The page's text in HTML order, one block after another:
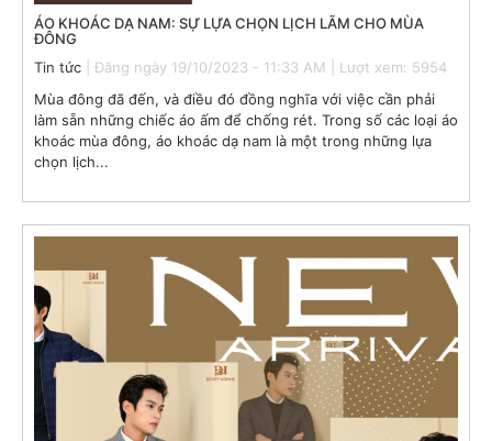
ÁO KHOÁC DẠ NAM: SỰ LỰA CHỌN LỊCH LÃM CHO MÙA
ĐÔNG
Tin tức | Đăng ngày 19/10/2023 - 11:33 AM | Lượt xem: 5954
Mùa đông đã đến, và điều đó đồng nghĩa với việc cần phải
làm sẵn những chiếc áo ấm để chống rét. Trong số các loại áo
khoác mùa đông, áo khoác dạ nam là một trong những lựa
chọn lịch...